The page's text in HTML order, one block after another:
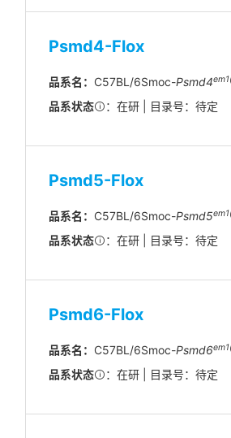
Psmd4-Flox
品系名： C57BL/6Smoc-Psmd4
品系状态 ：在研 | 目录号：待定
Psmd5-Flox
品系名： C57BL/6Smoc-Psmd5
品系状态 ：在研 | 目录号：待定
Psmd6-Flox
品系名： C57BL/6Smoc-Psmd6
品系状态 ：在研 | 目录号：待定